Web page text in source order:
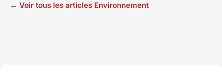
← Voir tous les articles Environnement